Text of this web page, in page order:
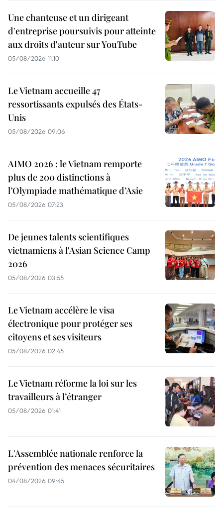
Une chanteuse et un dirigeant
d'entreprise poursuivis pour atteinte
aux droits d'auteur sur YouTube
05/08/2026 11:10
Le Vietnam accueille 47
ressortissants expulsés des États-
Unis
05/08/2026 09:06
AIMO 2026 : le Vietnam remporte
plus de 200 distinctions à
l’Olympiade mathématique d’Asie
05/08/2026 07:23
De jeunes talents scientifiques
vietnamiens à l'Asian Science Camp
2026
05/08/2026 03:55
Le Vietnam accélère le visa
électronique pour protéger ses
citoyens et ses visiteurs
05/08/2026 02:45
Le Vietnam réforme la loi sur les
travailleurs à l’étranger
05/08/2026 01:41
L'Assemblée nationale renforce la
prévention des menaces sécuritaires
04/08/2026 09:45